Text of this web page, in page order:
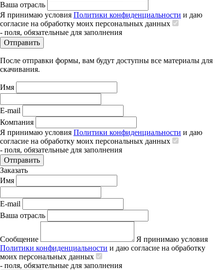
Ваша отрасль
Я принимаю условия Политики конфиденциальности и даю
согласие на обработку моих персональных данных
- поля, обязательные для заполнения
Отправить
После отправки формы, вам будут доступны все материалы для
скачивания.
Имя
E-mail
Компания
Я принимаю условия Политики конфиденциальности и даю
согласие на обработку моих персональных данных
- поля, обязательные для заполнения
Отправить
Заказать
Имя
E-mail
Ваша отрасль
Сообщение
Я принимаю условия
Политики конфиденциальности и даю согласие на обработку
моих персональных данных
- поля, обязательные для заполнения